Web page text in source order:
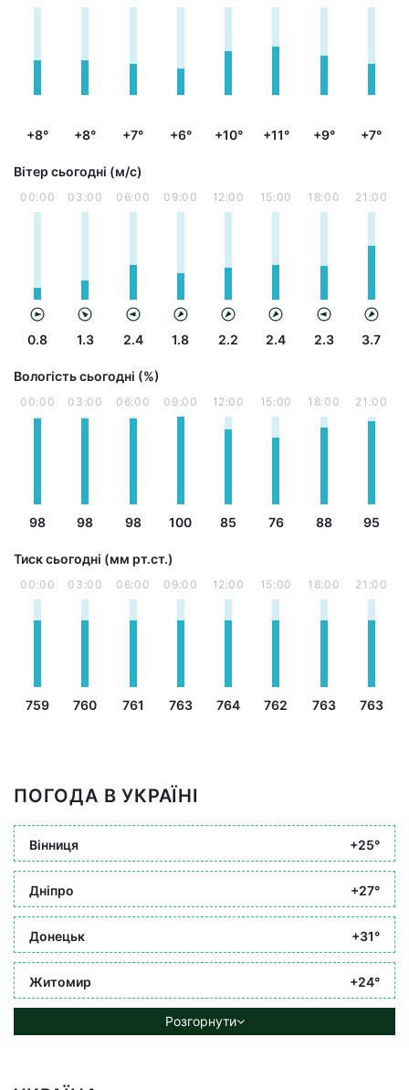
+8° +8° +7° +6° +10° +11° +9° +7°
Вітер сьогодні (м/с)
00:00
0.8
03:00
1.3
06:00
2.4
09:00
1.8
12:00
2.2
15:00
2.4
18:00
2.3
21:00
3.7
Вологість сьогодні (%)
00:00
98
03:00
98
06:00
98
09:00
100
12:00
85
15:00
76
18:00
88
21:00
95
Тиск сьогодні (мм рт.ст.)
00:00
759
03:00
760
06:00
761
09:00
763
12:00
764
15:00
762
18:00
763
21:00
763
ПОГОДА В УКРАЇНІ
Вінниця +25°
Дніпро +27°
Донецьк +31°
Житомир +24°
Розгорнути